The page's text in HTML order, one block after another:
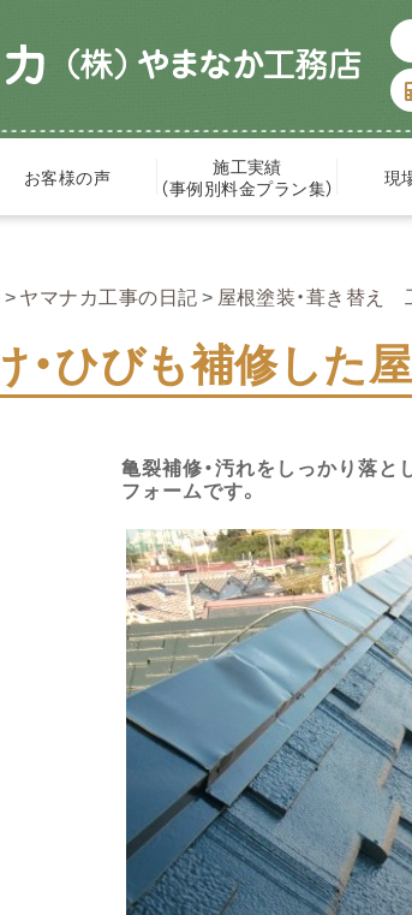
お客様の声
施工実績
（事例別料金プラン集）
現
ヤマナカ工事の日記 屋根塗装・葺き替え
・ひびも補修し
亀裂補修・汚れをしっかり落と
フォームです。